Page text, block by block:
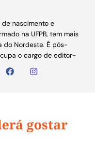
de nascimento e
na UFPB, tem mais
do Nordeste. É pós-
o cargo de editor-
gostar